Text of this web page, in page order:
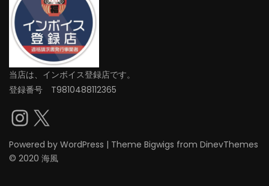
当店は、インボイス登録店です。
登録番号 T9810488112365
Instagram
X
Powered by WordPress | Theme Bigwigs from DinevThemes
© 2020 海風